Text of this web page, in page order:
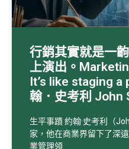
行銷其實就是一
上演出。
It’s like staging
翰．史考利 John
生平事蹟 約翰·史考利（
家，他在商業界留下了深
業管理領